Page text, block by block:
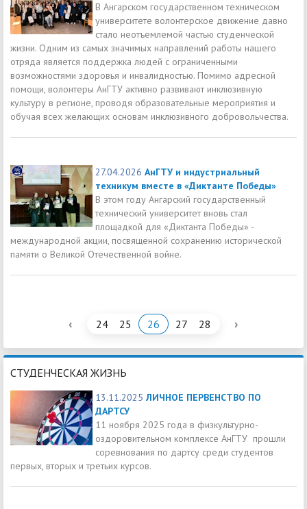
В Ангарском государственном техническом
университете волонтерское движение давно
стало неотъемлемой частью студенческой
жизни. Одним из самых значимых направлений работы нашего
отряда является поддержка людей с ограниченными
возможностями здоровья и инвалидностью. Помимо адресной
помощи, волонтеры АнГТУ активно развивают инклюзивную
культуру в регионе, проводя образовательные мероприятия и
обучая всех желающих основам инклюзивного добровольчества.
27.04.2026 АнГТУ и индустриальный
техникум вместе в «Диктанте Победы»
В этом году Ангарский государственный
технический университет вновь стал
площадкой для «Диктанта Победы» -
международной акции, посвященной сохранению исторической
памяти о Великой Отечественной войне.
‹ 24 25 26 27 28 ›
СТУДЕНЧЕСКАЯ ЖИЗНЬ
13.11.2025 ЛИЧНОЕ ПЕРВЕНСТВО ПО
ДАРТСУ
11 ноября 2025 года в физкультурно-
оздоровительном комплексе АнГТУ прошли
соревнования по дартсу среди студентов
первых, вторых и третьих курсов.